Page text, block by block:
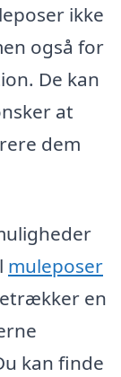
ikke
også for
De kan
at
dem
muleposer
en
kan finde